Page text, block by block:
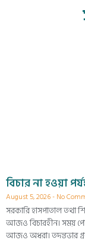
বিচার না হওয়া
August 5, 2026 No
সরকারি হাসপাতাল তথা
আজও বিচারহীন। সময়
আজও অধরা। তদন্তভার